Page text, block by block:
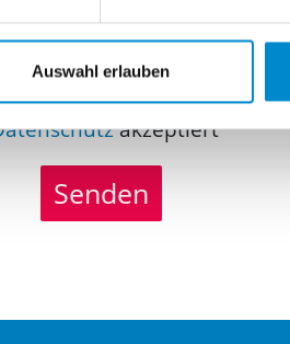
Auswahl erlauben
akzeptiert
Senden